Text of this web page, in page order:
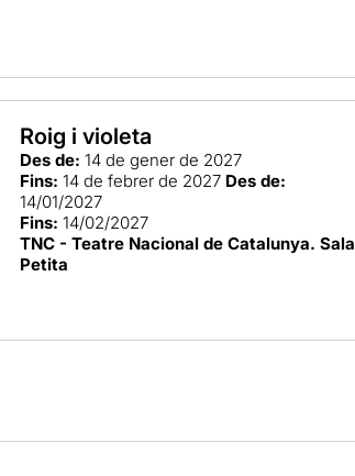
Roig i violeta
Des de: 14 de gener de 2027
Fins: 14 de febrer de 2027 Des de:
14/01/2027
Fins: 14/02/2027
TNC - Teatre Nacional de Catalunya. Sala
Petita